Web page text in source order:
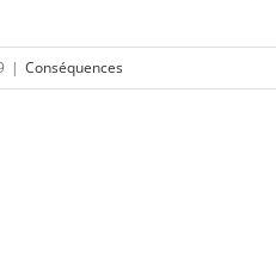
| Conséquences